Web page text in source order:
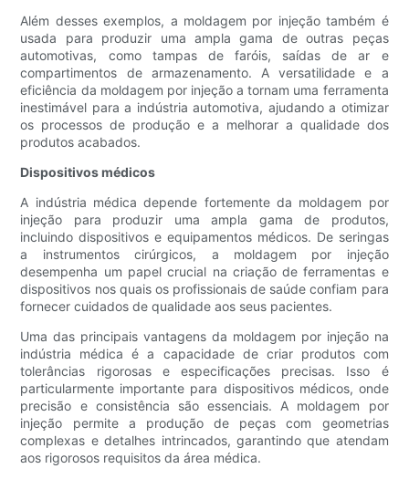
Além desses exemplos, a moldagem por injeção também é
usada para produzir uma ampla gama de outras peças
automotivas, como tampas de faróis, saídas de ar e
compartimentos de armazenamento. A versatilidade e a
eficiência da moldagem por injeção a tornam uma ferramenta
inestimável para a indústria automotiva, ajudando a otimizar
os processos de produção e a melhorar a qualidade dos
produtos acabados.
Dispositivos médicos
A indústria médica depende fortemente da moldagem por
injeção para produzir uma ampla gama de produtos,
incluindo dispositivos e equipamentos médicos. De seringas
a instrumentos cirúrgicos, a moldagem por injeção
desempenha um papel crucial na criação de ferramentas e
dispositivos nos quais os profissionais de saúde confiam para
fornecer cuidados de qualidade aos seus pacientes.
Uma das principais vantagens da moldagem por injeção na
indústria médica é a capacidade de criar produtos com
tolerâncias rigorosas e especificações precisas. Isso é
particularmente importante para dispositivos médicos, onde
precisão e consistência são essenciais. A moldagem por
injeção permite a produção de peças com geometrias
complexas e detalhes intrincados, garantindo que atendam
aos rigorosos requisitos da área médica.